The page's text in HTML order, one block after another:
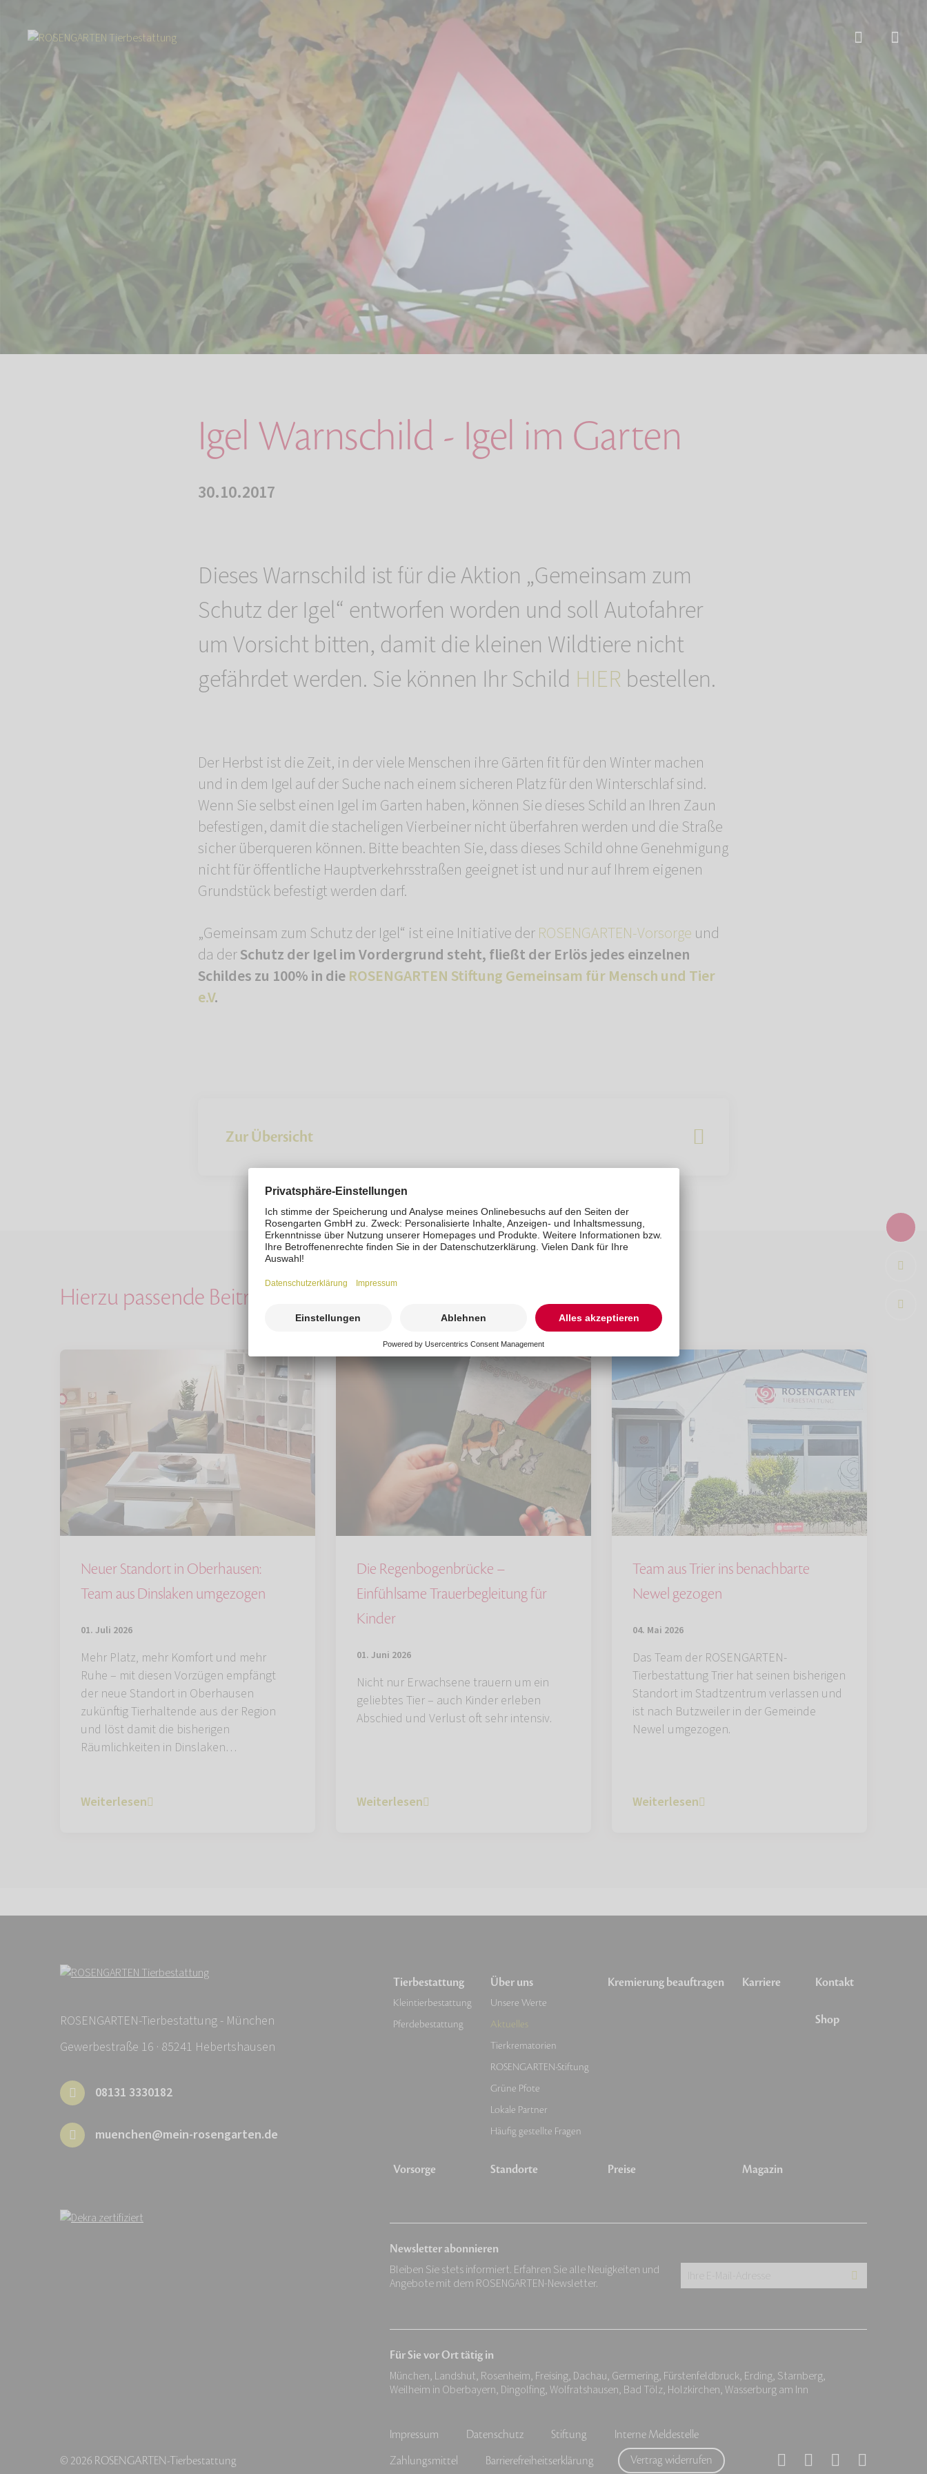
Über uns Aktuelles Igel Warnschild - Igel im Garten
Igel Warnschild - Igel im Garten
30.10.2017
Dieses Warnschild ist für die Aktion „Gemeinsam zum
Schutz der Igel“ entworfen worden und soll Autofahrer
um Vorsicht bitten, damit die kleinen Wildtiere nicht
gefährdet werden. Sie können Ihr Schild HIER bestellen.
Der Herbst ist die Zeit, in der viele Menschen ihre Gärten fit für den Winter machen
und in dem Igel auf der Suche nach einem sicheren Platz für den Winterschlaf sind.
Wenn Sie selbst einen Igel im Garten haben, können Sie dieses Schild an Ihren Zaun
befestigen, damit die stacheligen Vierbeiner nicht überfahren werden und die Straße
sicher überqueren können. Bitte beachten Sie, dass dieses Schild ohne Genehmigung
nicht für öffentliche Hauptverkehrsstraßen geeignet ist und nur auf Ihrem eigenen
Grundstück befestigt werden darf.
„Gemeinsam zum Schutz der Igel“ ist eine Initiative derROSENGARTEN-Vorsorge und
da derSchutz der Igel im Vordergrund steht, fließt der Erlös jedes einzelnen
Schildes zu 100% in dieROSENGARTEN Stiftung Gemeinsam für Mensch und Tier
e.V.
Zur Übersicht
Hierzu passende Beiträge
Neuer Standort in Oberhausen:
Team aus Dinslaken umgezogen
01. Juli 2026
Mehr Platz, mehr Komfort und mehr
Ruhe – mit diesen Vorzügen empfängt
der neue Standort in Oberhausen
zukünftig Tierhaltende aus der Region
und löst damit die bisherigen
Räumlichkeiten in Dinslaken…
Weiterlesen
Die Regenbogenbrücke –
Einfühlsame Trauerbegleitung für
Kinder
01. Juni 2026
Nicht nur Erwachsene trauern um ein
geliebtes Tier – auch Kinder erleben
Abschied und Verlust oft sehr intensiv.
Weiterlesen
Team aus Trier ins benachbarte
Newel gezogen
04. Mai 2026
Das Team der ROSENGARTEN-
Tierbestattung Trier hat seinen bisherigen
Standort im Stadtzentrum verlassen und
ist nach Butzweiler in der Gemeinde
Newel umgezogen.
Weiterlesen
ROSENGARTEN-Tierbestattung - München
Gewerbestraße 16 · 85241 Hebertshausen
08131 3330182
muenchen@mein-rosengarten.de
Tierbestattung
Kleintierbestattung
Pferdebestattung
Vorsorge
Über uns
Unsere Werte
Aktuelles
Tierkrematorien
ROSENGARTEN-Stiftung
Grüne Pfote
Lokale Partner
Häufig gestellte Fragen
Standorte
Kremierung beauftragen
Preise
Karriere
Magazin
Kontakt
Shop
Newsletter abonnieren
Bleiben Sie stets informiert. Erfahren Sie alle Neuigkeiten und
Angebote mit dem ROSENGARTEN-Newsletter.
Für Sie vor Ort tätig in
München, Landshut, Rosenheim, Freising, Dachau, Germering, Fürstenfeldbruck, Erding, Starnberg,
Weilheim in Oberbayern, Dingolfing, Wolfratshausen, Bad Tölz, Holzkirchen, Wasserburg am Inn
Impressum Datenschutz Stiftung
Interne Meldestelle
Zahlungsmittel
Barrierefreiheitserklärung Vertrag widerrufen
© 2026 ROSENGARTEN-Tierbestattung